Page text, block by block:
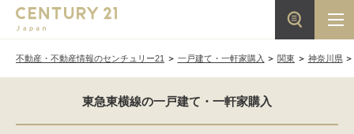
不動産・不動産情報のセンチュリー21 一戸建て・一軒家購入 関東 神奈川県
東急東横線の一戸建て・一軒家購入